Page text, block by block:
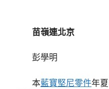
苗嶺連北京
彭學明
本藍寶堅尼零件年